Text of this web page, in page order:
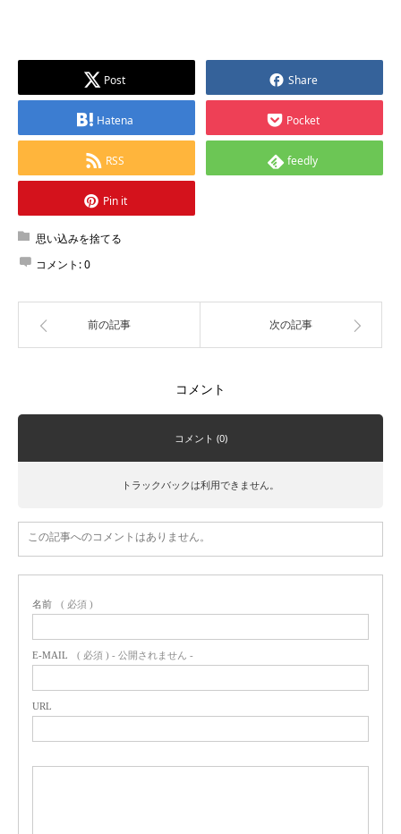
Post Share
Hatena Pocket
RSS feedly
Pin it
思い込みを捨てる
コメント:0
前の記事 次の記事
コメント
コメント (0)
トラックバックは利用できません。
この記事へのコメントはありません。
名前 ( 必須 )
E-MAIL ( 必須 ) - 公開されません -
URL